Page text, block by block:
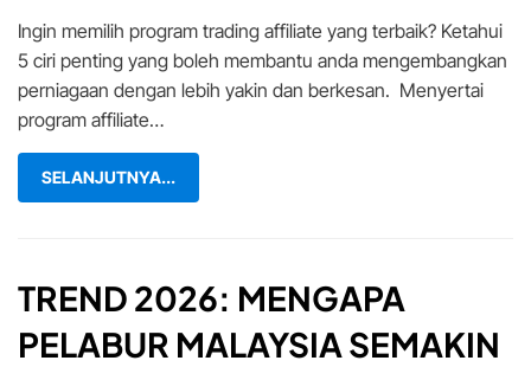
Ingin memilih program trading affiliate yang terbaik? Ketahui
5 ciri penting yang boleh membantu anda mengembangkan
perniagaan dengan lebih yakin dan berkesan. Menyertai
program affiliate…
SELANJUTNYA...
TREND 2026: MENGAPA
PELABUR MALAYSIA SEMAKIN